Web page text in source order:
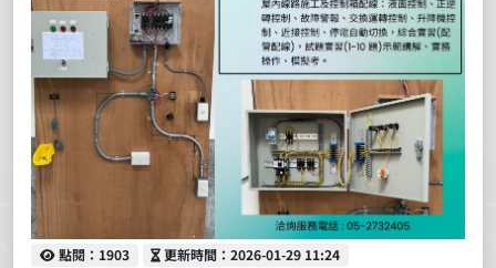
點閱
點閱：1903 更新時間
更新時間：2026-01-29 11:24